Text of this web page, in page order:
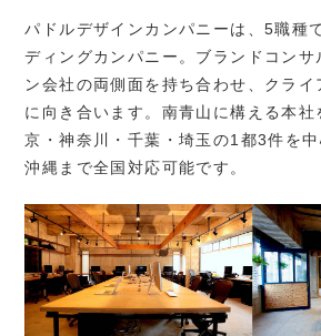
パドルデザインカンパニーは、5職種
ディングカンパニー。ブランドコンサ
ン会社の両側面を持ち合わせ、クライ
に向き合います。南青山に構える本社
京・神奈川・千葉・埼玉の1 都3件を
沖縄まで全国対応可能です。